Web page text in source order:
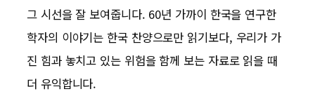
그 시선을 잘 보여줍니다. 60년 가까이 한국을 연구한
학자의 이야기는 한국 찬양으로만 읽기보다, 우리가 가
진 힘과 놓치고 있는 위험을 함께 보는 자료로 읽을 때
더 유익합니다.